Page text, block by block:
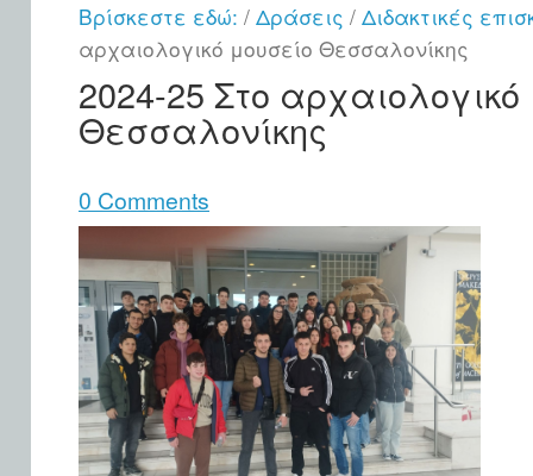
Βρίσκεστε εδώ: / Δράσεις / Διδακτικές
αρχαιολογικό μουσείο Θεσσαλονίκης
2024-25 Στo αρχαιολογικό
Θεσσαλονίκης
0 Comments